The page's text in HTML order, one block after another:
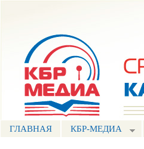
ГЛАВНАЯ КБР-МЕДИА